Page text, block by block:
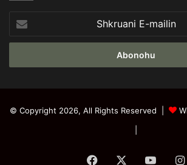
E-
mailin
© Copyright 2026, All Rights Reserved |
Facebook